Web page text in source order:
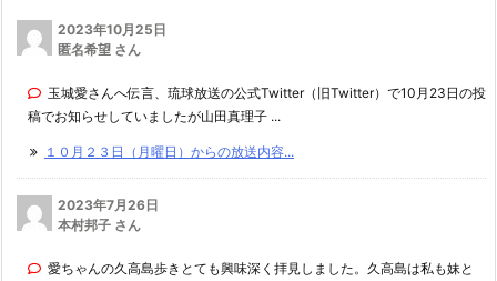
2023年10月25日
匿名希望 さん
玉城愛さんへ伝言、琉球放送の公式Twitter（旧Twitter）で10月23日の投
稿でお知らせしていましたが山田真理子 ...
１０月２３日（月曜日）からの放送内容...
2023年7月26日
本村邦子 さん
愛ちゃんの久高島歩きとても興味深く拝見しました。久高島は私も妹と